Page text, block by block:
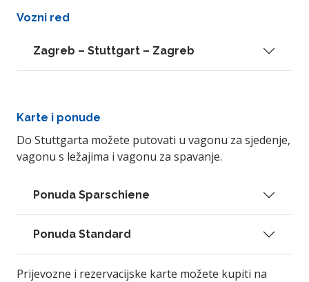
Vozni red
Zagreb – Stuttgart – Zagreb
Karte i ponude
Do Stuttgarta možete putovati u vagonu za sjedenje,
vagonu s ležajima i vagonu za spavanje.
Ponuda Sparschiene
Ponuda Standard
Prijevozne i rezervacijske karte možete kupiti na